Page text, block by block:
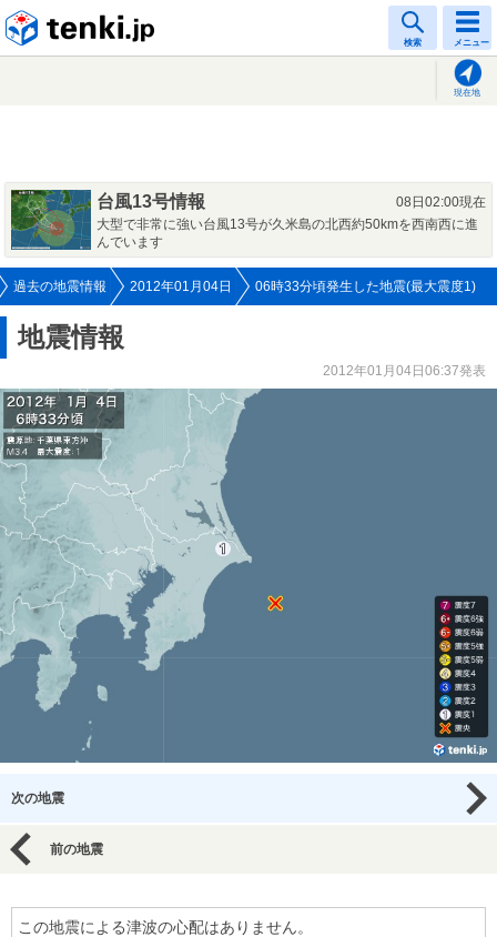
検索 メニュー
現在地
台風13号情報
08日02:00現在
大型で非常に強い台風13号が久米島の北西約50kmを西南西に進
んでいます
過去の地震情報 2012年01月04日 06時33分頃発生した地震(最大震度1)
地震情報
2012年01月04日06:37発表
次の地震
前の地震
この地震による津波の心配はありません。